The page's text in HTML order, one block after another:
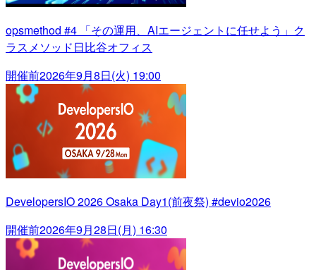
opsmethod #4 「その運用、AIエージェントに任せよう」ク
ラスメソッド日比谷オフィス
開催前2026年9月8日(火) 19:00
DevelopersIO 2026 Osaka Day1(前夜祭) #devio2026
開催前2026年9月28日(月) 16:30